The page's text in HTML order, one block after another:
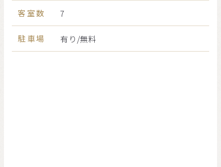
客室数 7
駐車場 有り/無料